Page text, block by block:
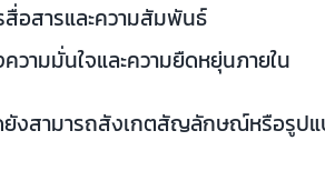
อสารและความสัมพันธ์
วามมั่นใจและความยืดหยุ่นภายใน
งสามารถสังเกตสัญลักษณ์หรือรูปแ